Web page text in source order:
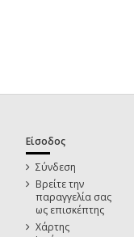
Είσοδος
Σύνδεση
Βρείτε την
παραγγελία σας
ως επισκέπτης
Χάρτης